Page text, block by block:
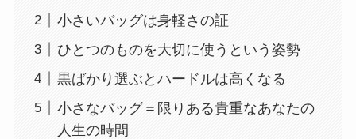
小さいバッグは身軽さの証
ひとつのものを大切に使うという姿勢
黒ばかり選ぶとハードルは高くなる
小さなバッグ＝限りある貴重なあなたの
人生の時間